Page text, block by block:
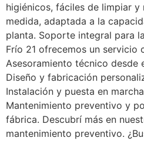
higiénicos, fáciles de limpiar y
medida, adaptada a la
planta. Soporte integral para
Frío 21 ofrecemos un servicio
Asesoramiento técnico desde
Diseño y fabricación
Instalación y puesta en
Mantenimiento preventivo y
fábrica. Descubrí más en
mantenimiento preventivo.